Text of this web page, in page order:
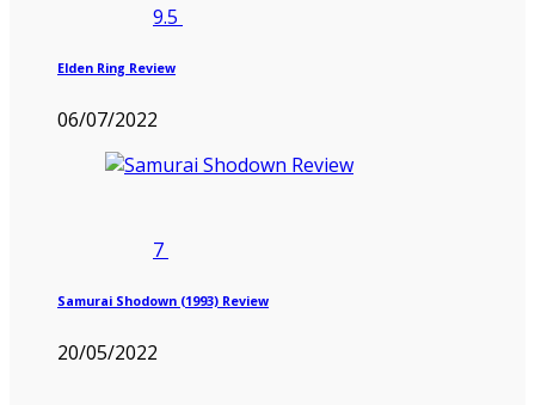
9.5
Elden Ring Review
06/07/2022
7
Samurai Shodown (1993) Review
20/05/2022